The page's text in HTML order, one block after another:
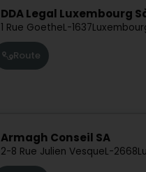
DDA Legal Luxembourg
1 Rue GoetheL-1637
Route
Armagh Conseil SA
2-8 Rue Julien VesqueL-2668